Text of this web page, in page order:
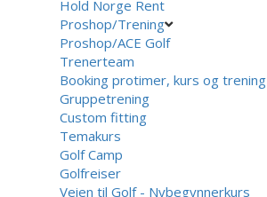
Hold Norge Rent
Proshop/Trening
Proshop/ACE Golf
Trenerteam
Booking protimer, kurs og trening
Gruppetrening
Custom fitting
Temakurs
Golf Camp
Golfreiser
Veien til Golf - Nybegynnerkurs